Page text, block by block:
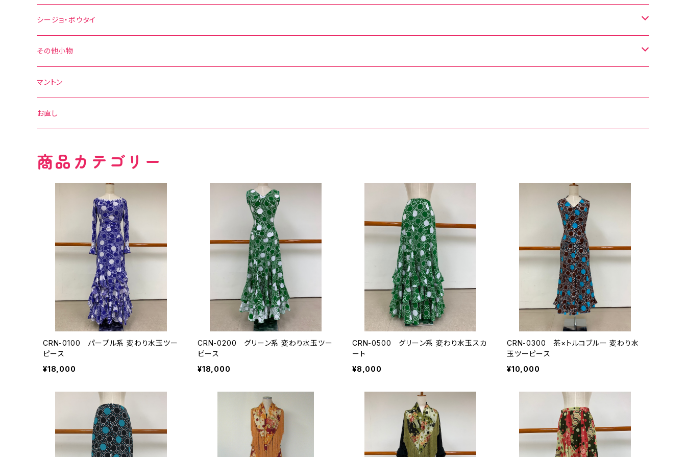
その他の柄
花柄
無地
その他の柄
水玉
花柄
無地
その他の柄
シージョ・ボウタイ
シージョ
水玉
花柄
その他の柄
ボウタイ
水玉
無地
その他小物
エプロン
ベルト
マントン
お直し
商品カテゴリー
CRN-0100 パープル系 変わり水玉ツー
ピース
¥18,000
CRN-0200 グリーン系 変わり水玉ツー
ピース
¥18,000
CRN-0500 グリーン系 変わり水玉スカ
ート
¥8,000
CRN-0300 茶×トルコブルー 変わり水
玉ツーピース
¥10,000